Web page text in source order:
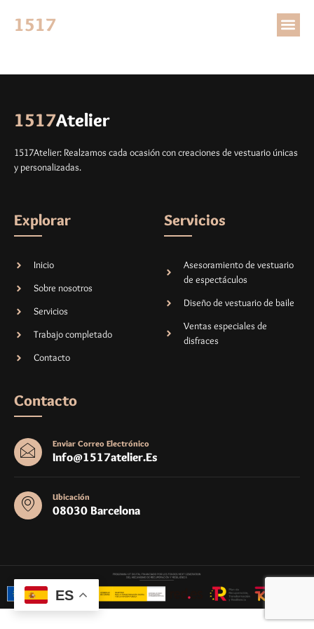
1517
Categoría:
1517Atelier
1517Atelier: Realzamos cada ocasión con creaciones de vestuario únicas
y personalizadas.
Explorar
Inicio
Sobre nosotros
Servicios
Trabajo completado
Contacto
Servicios
Asesoramiento de vestuario
de espectáculos
Diseño de vestuario de baile
Ventas especiales de
disfraces
Contacto
Enviar Correo Electrónico
Info@1517atelier.es
Ubicación
08030 Barcelona
ES